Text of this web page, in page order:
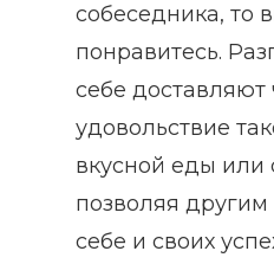
собеседника, то
понравитесь.
себе доставляют
удовольствие
вкусной еды или
позволяя другим
себе и своих